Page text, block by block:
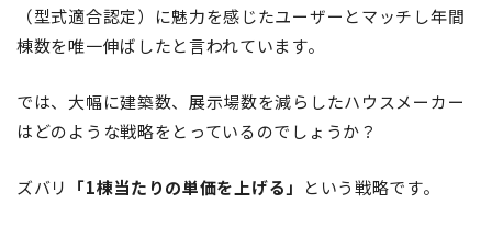
（型式適合認定）に魅力を感じたユーザーとマッチし年間
棟数を唯一伸ばしたと言われています。
では、大幅に建築数、展示場数を減らしたハウスメーカー
はどのような戦略をとっているのでしょうか？
ズバリ 「1棟当たりの単価を上げる」 という戦略です。